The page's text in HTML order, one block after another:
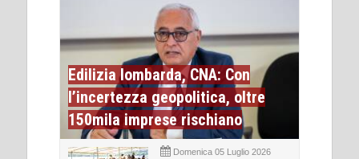
Edilizia lombarda, CNA: Con
l’incertezza geopolitica, oltre
150mila imprese rischiano
Domenica 05 Luglio 2026